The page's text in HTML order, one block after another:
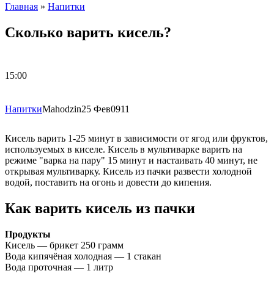
Главная » Напитки
Сколько варить кисель?
15:00
НапиткиMahodzin25 Фев0911
Кисель варить 1-25 минут в зависимости от ягод или фруктов,
используемых в киселе. Кисель в мультиварке варить на
режиме "варка на пару" 15 минут и настаивать 40 минут, не
открывая мультиварку. Кисель из пачки развести холодной
водой, поставить на огонь и довести до кипения.
Как варить кисель из пачки
Продукты
Кисель — брикет 250 грамм
Вода кипячёная холодная — 1 стакан
Вода проточная — 1 литр